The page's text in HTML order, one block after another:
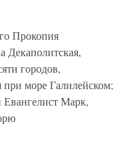
Прокопия
Декаполитская,
городов,
море Галилейском;
Евангелист Марк,